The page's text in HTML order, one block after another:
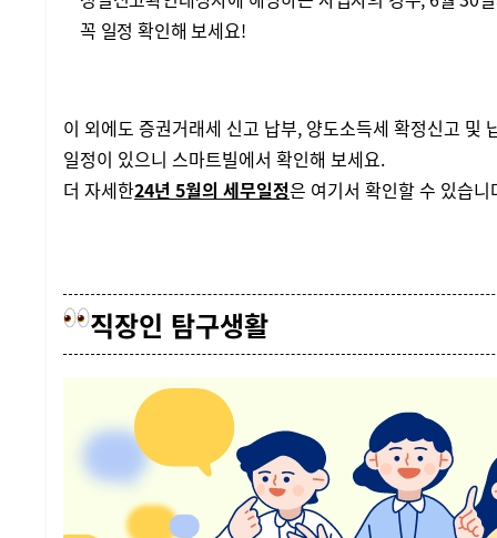
꼭 일정 확인해 보세요!
이 외에도 증권거래세 신고 납부, 양도소득세 확정신고 및
일정이 있으니 스마트빌에서 확인해 보세요.
더 자세한24년 5월의 세무일정은 여기서 확인할 수 있습니
직장인 탐구생활